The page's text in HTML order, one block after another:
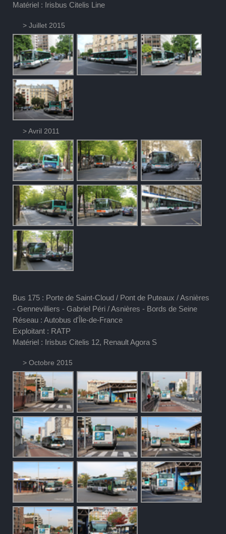
Matériel : Irisbus Citelis Line
> Juillet 2015
> Avril 2011
Bus 175 : Porte de Saint-Cloud / Pont de Puteaux / Asnières
- Gennevilliers - Gabriel Péri / Asnières - Bords de Seine
Réseau : Autobus d'Île-de-France
Exploitant : RATP
Matériel : Irisbus Citelis 12, Renault Agora S
> Octobre 2015